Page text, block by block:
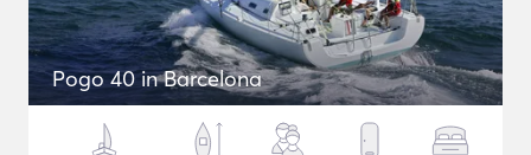
Pogo 40 in Barcelona